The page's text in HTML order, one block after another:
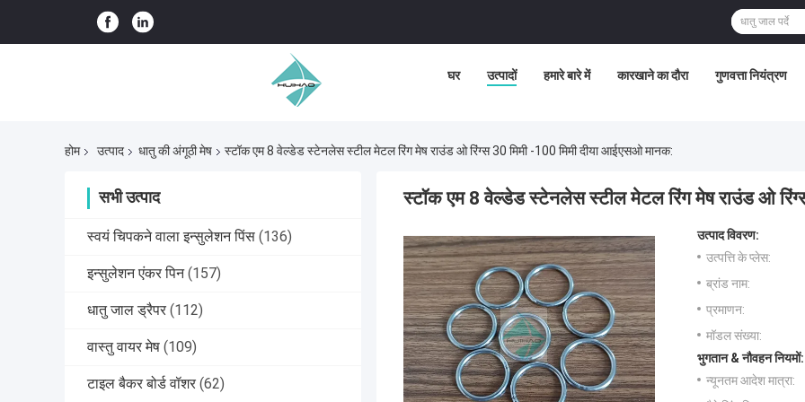
घर उत्पादों हमारे बारे में कारखाने का दौरा गुणवत्ता नियंत्रण
होम उत्पाद धातु की अंगूठी मेष स्टॉक एम 8 वेल्डेड स्टेनलेस स्टील मेटल रिंग मेष राउंड ओ रिंग्स 30 मिमी -100 मिमी दीया आईएसओ मानक:
सभी उत्पाद
स्वयं चिपकने वाला इन्सुलेशन पिंस (136)
इन्सुलेशन एंकर पिन (157)
धातु जाल ड्रैपर (112)
वास्तु वायर मेष (109)
टाइल बैकर बोर्ड वॉशर (62)
स्टॉक एम 8 वेल्डेड स्टेनलेस स्टील मेटल रिंग मेष राउंड ओ
उत्पाद विवरण:
उत्पत्ति के प्लेस:
ब्रांड नाम:
प्रमाणन:
मॉडल संख्या:
भुगतान & नौवहन नियमों:
न्यूनतम आदेश मात्रा: